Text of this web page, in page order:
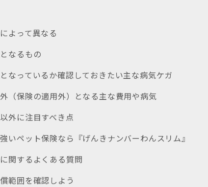
よって異なる
なるもの
なっているか確認しておきたい主な病気ケガ
（保険の適用外）となる主な費用や病気
外に注目すべき点
いペット保険なら『げんきナンバーわんスリム』
関するよくある質問
範囲を確認しよう